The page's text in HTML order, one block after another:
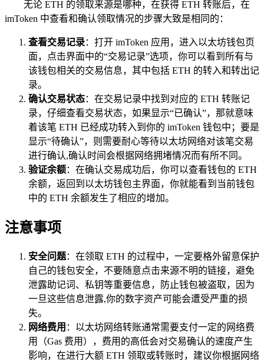
无论 ETH 的领取来源是哪种，在获得 ETH 转账后，在
imToken 中查看和确认领取情况的步骤大致是相同的：
查看交易记录：打开 imToken 应用，进入以太坊钱包页
面，点击界面中的“交易记录”选项，你可以看到所有与
该钱包相关的交易信息，其中包括 ETH 的转入和转出记
录。
确认交易状态：在交易记录中找到对应的 ETH 转账记
录，仔细查看交易状态，如果显示“已确认”，那就意味
着该笔 ETH 已经成功转入到你的 imToken 钱包中；要是
显示“待确认”，则需要耐心等待以太坊网络对该笔交易
进行确认,确认时间会根据网络拥堵情况而有所不同。
验证余额：在确认交易成功后，你可以查看钱包的 ETH
余额，返回到以太坊钱包主界面，你就能看到当前钱包
中的 ETH 余额发生了相应的增加。
注意事项
安全问题：在领取 ETH 的过程中，一定要格外留意保护
自己的钱包安全，不要随意点击来源不明的链接，避免
泄露助记词、私钥等重要信息，防止钱包被盗取，因为
一旦这些信息泄露,你的数字资产可能会遭受严重的损
失。
网络费用 ：以太坊网络转账通常需要支付一定的网络费
用（Gas 费用），费用的高低会对交易确认的速度产生
影响，在进行大额 ETH 领取或转账时，建议你根据网络